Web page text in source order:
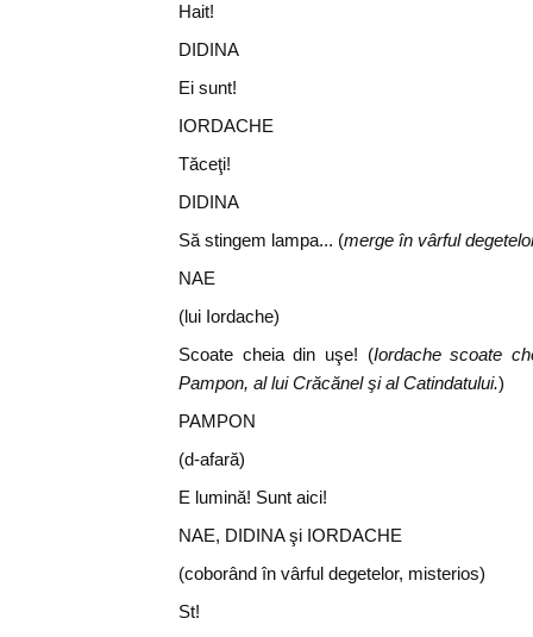
Hait!
DIDINA
Ei sunt!
IORDACHE
Tăceţi!
DIDINA
Să stingem lampa... (merge în vârful
NAE
(lui Iordache)
Scoate cheia din uşe! (Iordache scoate
Pampon, al lui Crăcănel şi al Catindatului.)
PAMPON
(d-afară)
E lumină! Sunt aici!
NAE, DIDINA şi IORDACHE
(coborând în vârful degetelor, misterios)
St!